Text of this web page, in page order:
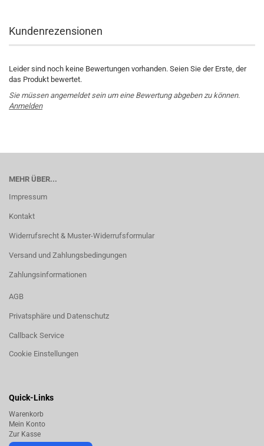
Kundenrezensionen
Leider sind noch keine Bewertungen vorhanden. Seien Sie der Erste, der
das Produkt bewertet.
Sie müssen angemeldet sein um eine Bewertung abgeben zu können.
Anmelden
MEHR ÜBER...
Impressum
Kontakt
Widerrufsrecht & Muster-Widerrufsformular
Versand und Zahlungsbedingungen
Zahlungsinformationen
AGB
Privatsphäre und Datenschutz
Callback Service
Cookie Einstellungen
Quick-Links
Warenkorb
Mein Konto
Zur Kasse